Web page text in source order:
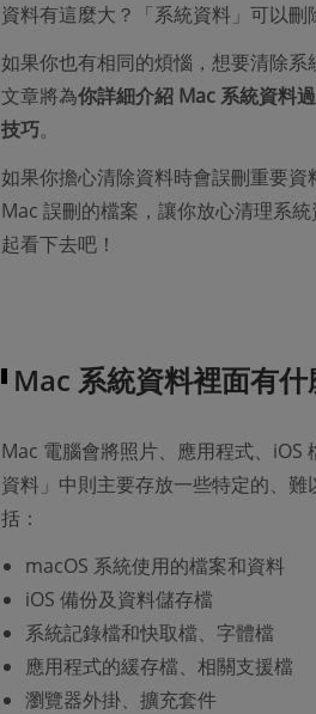
資料有這麼大？「系統資料」可以刪
如果你也有相同的煩惱，想要清除
文章將為你詳細介紹 Mac 系統資料
技巧。
如果你擔心清除資料時會誤刪重要資
Mac 誤刪的檔案，讓你放心清理系
起看下去吧！
Mac 系統資料裡面有什
Mac 電腦會將照片、應用程式、iOS
資料」中則主要存放一些特定的、
括：
macOS 系統使用的檔案和資料
iOS 備份及資料儲存檔
系統記錄檔和快取檔、字體檔
應用程式的緩存檔、相關支援檔
瀏覽器外掛、擴充套件